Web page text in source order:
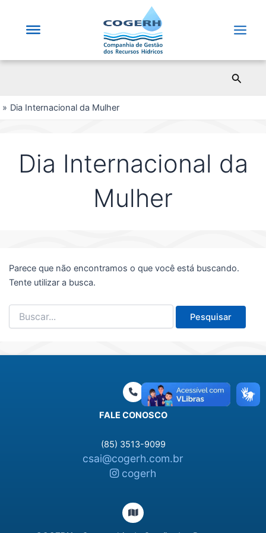
Dia Internacional da Mulher
Dia Internacional da
Mulher
Parece que não encontramos o que você está buscando.
Tente utilizar a busca.
Pesquisar
por:
FALE CONOSCO
(85) 3513-9099
csai@cogerh.com.br
cogerh